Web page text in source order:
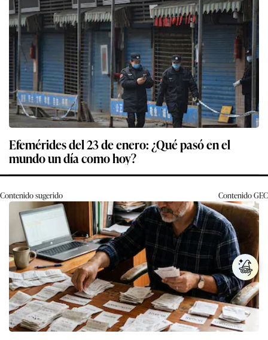
Efemérides del 23 de enero: ¿Qué pasó en el
mundo un día como hoy?
Contenido sugerido ContenidoGEC